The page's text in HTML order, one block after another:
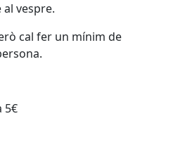
al vespre.
cal fer un mínim de
5€